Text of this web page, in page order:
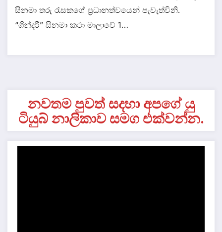
සිනමා තරු රැසකගේ ප්‍රධානත්වයෙන් පැවැත්විනි.
“ගින්දරී” සිනමා කථා මාලාවේ 1…
නවතම පුවත් සදහා අපගේ යු
ටියුබ් නාලිකාව සමග එක්වන්න.